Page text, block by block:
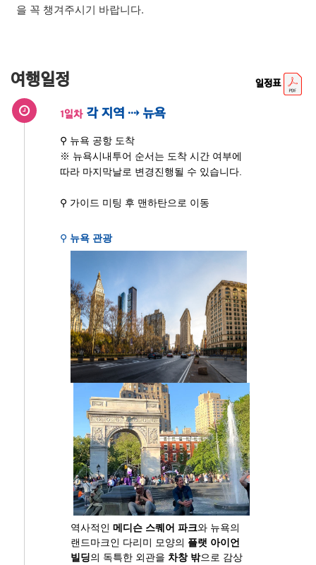
을 꼭 챙겨주시기 바랍니다.
여행일정 일정표
1일차 각 지역 ⇢ 뉴욕
⚲ 뉴욕 공항 도착
※ 뉴욕시내투어 순서는 도착 시간 여부에
따라 마지막날로 변경진행될 수 있습니다.
⚲ 가이드 미팅 후 맨하탄으로 이동
⚲ 뉴욕 관광
역사적인 메디슨 스퀘어 파크와 뉴욕의
랜드마크인 다리미 모양의 플랫 아이언
빌딩의 독특한 외관을 차창 밖으로 감상